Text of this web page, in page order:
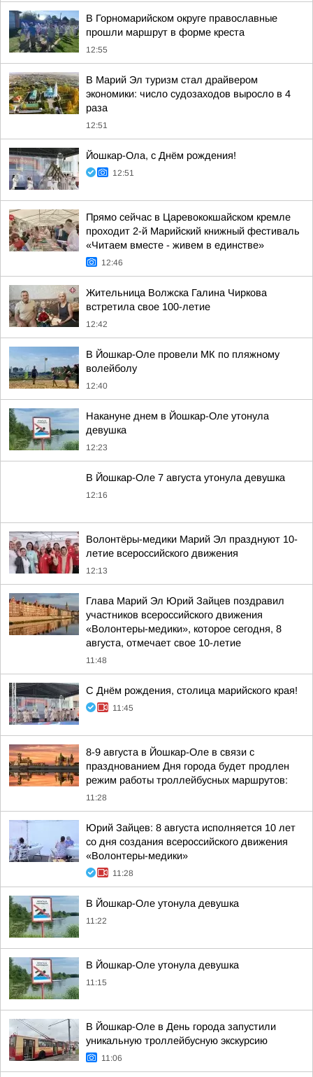
В Горномарийском округе православные
прошли маршрут в форме креста
12:55
В Марий Эл туризм стал драйвером
экономики: число судозаходов выросло в 4
раза
12:51
Йошкар-Ола, с Днём рождения!
12:51
Прямо сейчас в Царевококшайском кремле
проходит 2-й Марийский книжный фестиваль
«Читаем вместе - живем в единстве»
12:46
Жительница Волжска Галина Чиркова
встретила свое 100-летие
12:42
В Йошкар-Оле провели МК по пляжному
волейболу
12:40
Накануне днем в Йошкар-Оле утонула
девушка
12:23
В Йошкар-Оле 7 августа утонула девушка
12:16
Волонтёры-медики Марий Эл празднуют 10-
летие всероссийского движения
12:13
Глава Марий Эл Юрий Зайцев поздравил
участников всероссийского движения
«Волонтеры-медики», которое сегодня, 8
августа, отмечает свое 10-летие
11:48
С Днём рождения, столица марийского края!
11:45
8-9 августа в Йошкар-Оле в связи с
празднованием Дня города будет продлен
режим работы троллейбусных маршрутов:
11:28
Юрий Зайцев: 8 августа исполняется 10 лет
со дня создания всероссийского движения
«Волонтеры-медики»
11:28
В Йошкар-Оле утонула девушка
11:22
В Йошкар-Оле утонула девушка
11:15
В Йошкар-Оле в День города запустили
уникальную троллейбусную экскурсию
11:06